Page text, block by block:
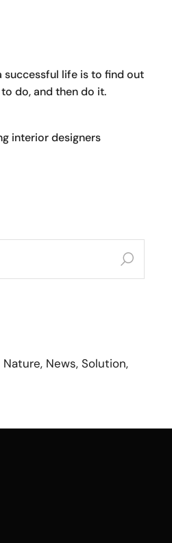
successful life is to find out
do, and then do it.
interior designers
Nature News Solution